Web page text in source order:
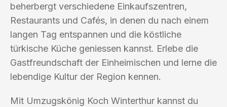
beherbergt verschiedene Einkaufszentren,
Restaurants und Cafés, in denen du nach einem
langen Tag entspannen und die köstliche
türkische Küche geniessen kannst. Erlebe die
Gastfreundschaft der Einheimischen und lerne die
lebendige Kultur der Region kennen.
Mit Umzugskönig Koch Winterthur kannst du